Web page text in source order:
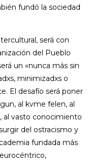
fundó la sociedad
será con
del Pueblo
un «nunca más sin
minimizadxs o
El desafío será poner
al kvme felen, al
al vasto conocimiento
del ostracismo y
fundada más